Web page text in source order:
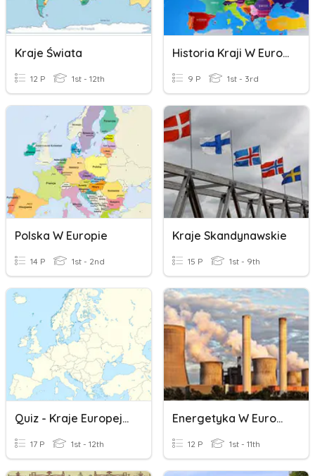
Kraje Świata
12 P 1st - 12th
Historia Kraji W Europie
9 P 1st - 3rd
Polska W Europie
14 P 1st - 2nd
Kraje Skandynawskie
15 P 1st - 9th
Quiz - Kraje Europejskie
17 P 1st - 12th
Energetyka W Europie
12 P 1st - 11th